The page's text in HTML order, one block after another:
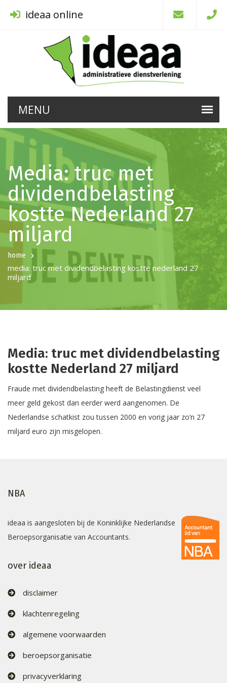
ideaa online
Media: truc met
dividendbelasting
kostte Nederland 27
miljard
home
media: truc met dividendbelasting kostte nederland 27
miljard
Media: truc met dividendbelasting
kostte Nederland 27 miljard
Fraude met dividendbelasting heeft de Belastingdienst veel
meer geld gekost dan eerder werd aangenomen. De
Nederlandse schatkist zou tussen 2000 en vorig jaar zo’n 27
miljard euro zijn misgelopen.
NBA
ideaa is aangesloten bij de Koninklijke Nederlandse
Beroepsorganisatie van Accountants.
over ideaa
disclaimer
klachtenregeling
algemene voorwaarden
beroepsorganisatie
privacyverklaring